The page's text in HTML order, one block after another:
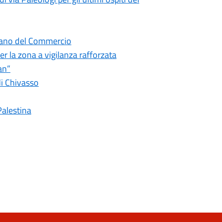
del Commercio
la zona a vigilanza rafforzata
Chivasso